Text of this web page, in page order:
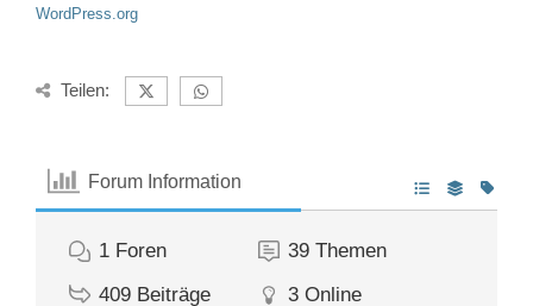
WordPress.org
Teilen:
Forum Information
1 Foren 39 Themen
409 Beiträge 3 Online